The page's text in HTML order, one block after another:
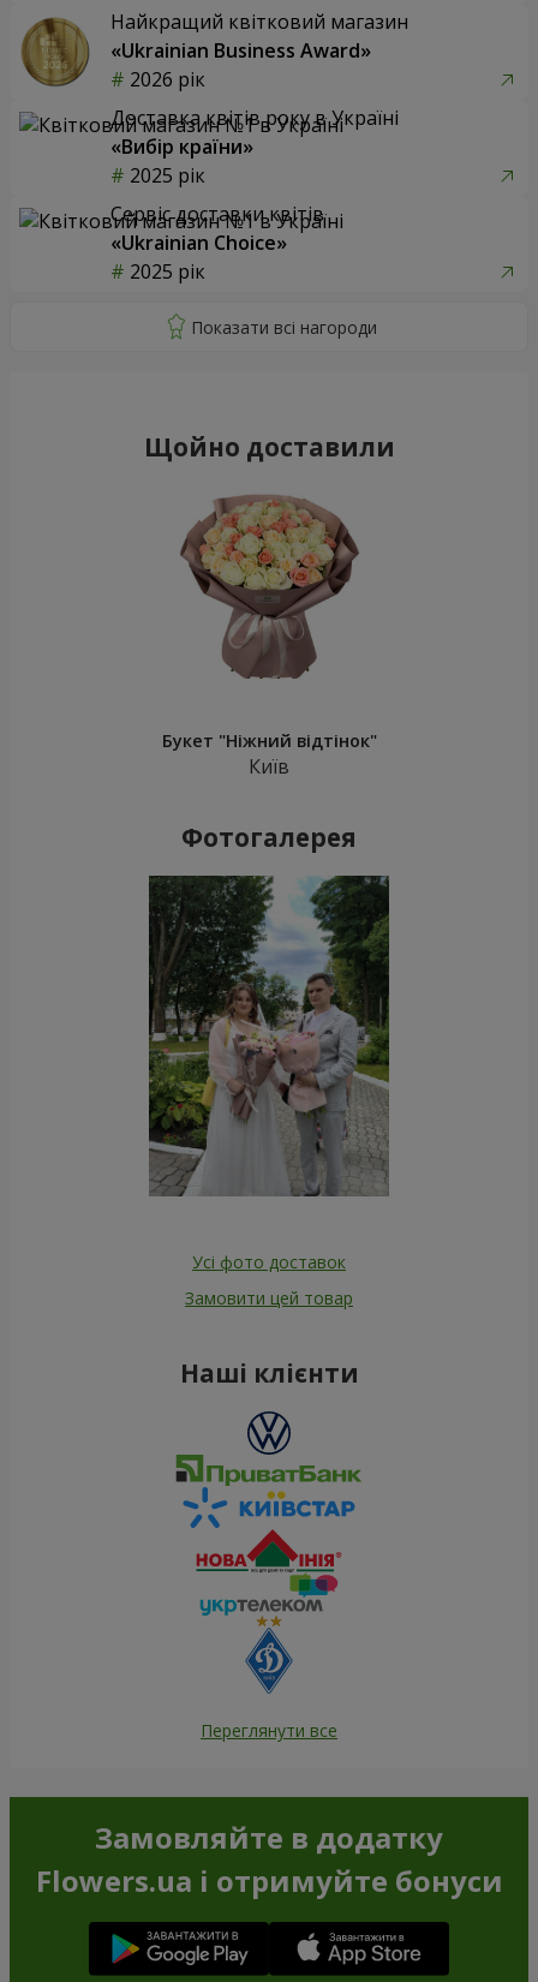
Найкращий квітковий магазин
«Ukrainian Business Award»
2026 рік
Доставка квітів року в Україні
«Вибір країни»
2025 рік
Сервіс доставки квітів
«Ukrainian Choice»
2025 рік
Щойно доставили
Букет "Ніжний відтінок"
Київ
Фотогалерея
Усі фото доставок
Замовити цей товар
Наші клієнти
Переглянути все
Замовляйте в додатку
Flowers.ua і отримуйте бонуси